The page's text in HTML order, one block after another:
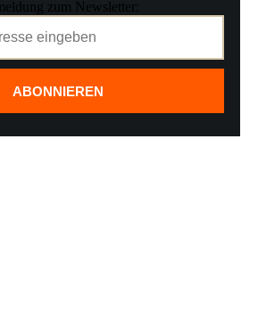
zum Newsletter:
ABONNIEREN